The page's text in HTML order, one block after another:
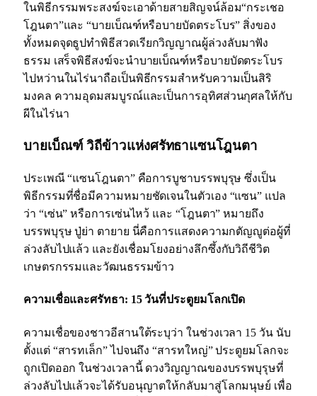
ในพิธีกรรมพระสงฆ์จะเอาด้ายสายสิญจน์ล้อม“กระเชอ
โฎนตา”และ “บายเบ็ณฑ์หรือบายบัดตระโบร” สิ่งของ
ทั้งหมดจุดธูปทำพิธีสวดเรียกวิญญาณผู้ล่วงลับมาฟัง
ธรรม เสร็จพิธีสงฆ์จะนำบายเบ็ณฑ์หรือบายบัดตระโบร
ไปหว่านในไร่นาถือเป็นพิธีกรรมสำหรับความเป็นสิริ
มงคล ความอุดมสมบูรณ์และเป็นการอุทิศส่วนกุศลให้กับ
ผีในไร่นา
บายเบ็ณฑ์ วิถีข้าวแห่งศรัทธาแซนโฎนตา
ประเพณี “แซนโฎนตา” คือการบูชาบรรพบุรุษ ซึ่งเป็น
พิธีกรรมที่ชื่อมีความหมายชัดเจนในตัวเอง “แซน” แปล
ว่า “เซ่น” หรือการเซ่นไหว้ และ “โฎนตา” หมายถึง
บรรพบุรุษ ปู่ย่า ตายาย นี่คือการแสดงความกตัญญูต่อผู้ที่
ล่วงลับไปแล้ว และยังเชื่อมโยงอย่างลึกซึ้งกับวิถีชีวิต
เกษตรกรรมและวัฒนธรรมข้าว
ความเชื่อและศรัทธา: 15 วันที่ประตูยมโลกเปิด
ความเชื่อของชาวอีสานใต้ระบุว่า ในช่วงเวลา 15 วัน นับ
ตั้งแต่ “สารทเล็ก” ไปจนถึง “สารทใหญ่” ประตูยมโลกจะ
ถูกเปิดออก ในช่วงเวลานี้ ดวงวิญญาณของบรรพบุรุษที่
ล่วงลับไปแล้วจะได้รับอนุญาตให้กลับมาสู่โลกมนุษย์ เพื่อ